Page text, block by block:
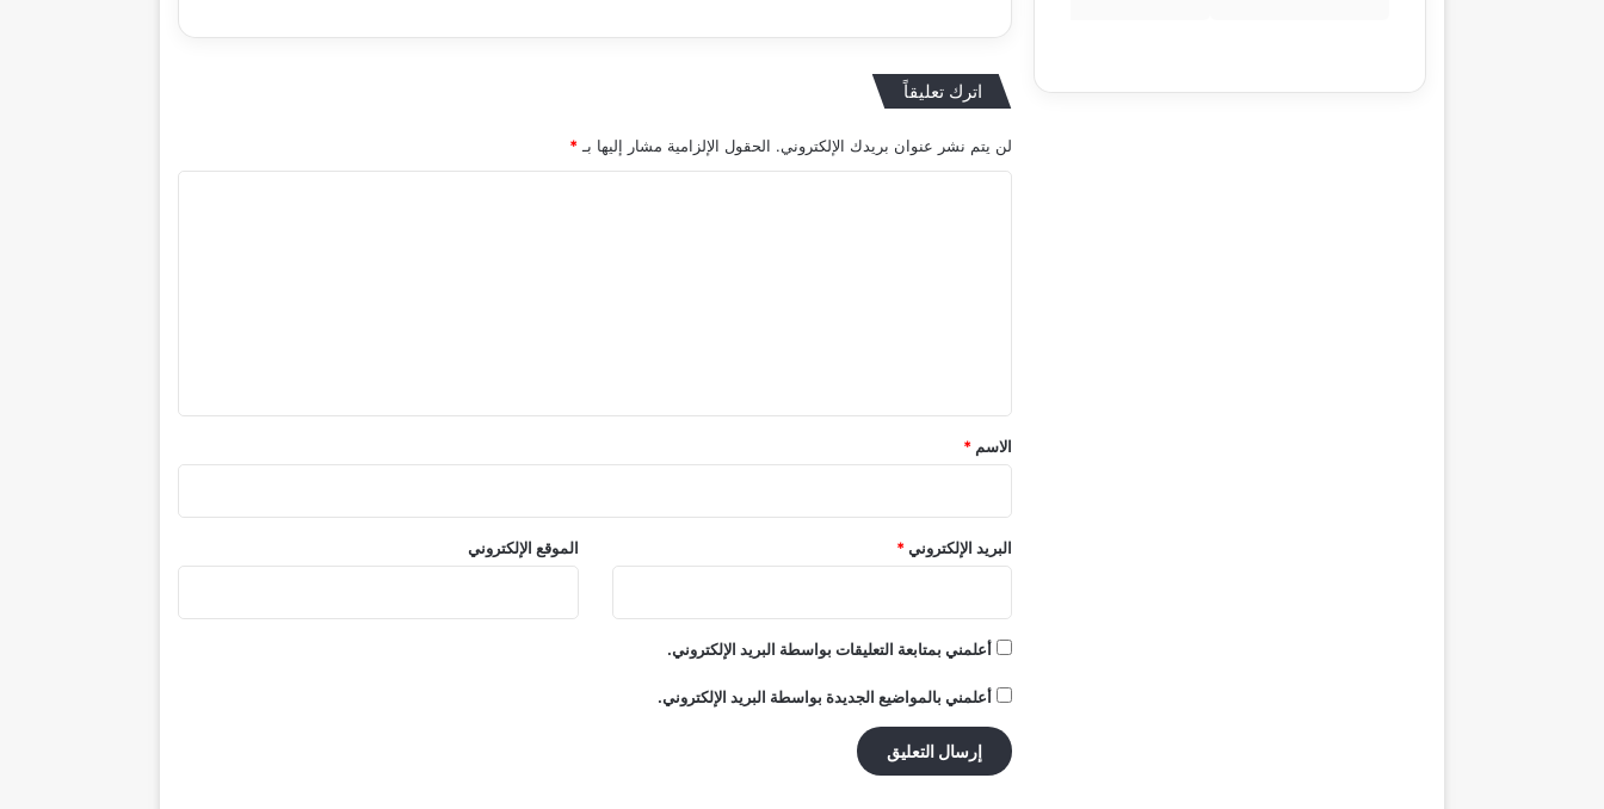
اترك تعليقاً
لن يتم نشر عنوان بريدك الإلكتروني. الحقول الإلزامية مشار إليها بـ *
*
الاسم *
البريد الإلكتروني* الموقع الإلكتروني
أعلمني بمتابعة التعليقات بواسطة البريد الإلكتروني.
أعلمني بالمواضيع الجديدة بواسطة البريد الإلكتروني.